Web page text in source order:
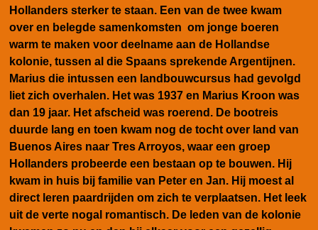
Hollanders sterker te staan. Een van de twee kwam
over en belegde samenkomsten om jonge boeren
warm te maken voor deelname aan de Hollandse
kolonie, tussen al die Spaans sprekende Argentijnen.
Marius die intussen een landbouwcursus had gevolgd
liet zich overhalen. Het was 1937 en Marius Kroon was
dan 19 jaar. Het afscheid was roerend. De bootreis
duurde lang en toen kwam nog de tocht over land van
Buenos Aires naar Tres Arroyos, waar een groep
Hollanders probeerde een bestaan op te bouwen. Hij
kwam in huis bij familie van Peter en Jan. Hij moest al
direct leren paardrijden om zich te verplaatsen. Het leek
uit de verte nogal romantisch. De leden van de kolonie